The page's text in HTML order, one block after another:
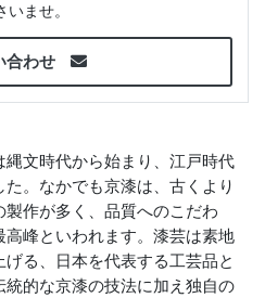
ませ。
合わせ
文時代から始まり、江戸時代
。なかでも京漆は、古くより
作が多く、品質へのこだわ
峰といわれます。漆芸は素地
る、日本を代表する工芸品と
的な京漆の技法に加え独自の